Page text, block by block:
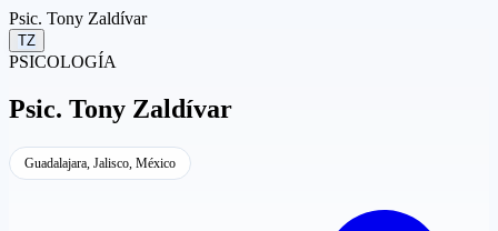
Psic. Tony Zaldívar
TZ
PSICOLOGÍA
Psic. Tony Zaldívar
Guadalajara, Jalisco, México